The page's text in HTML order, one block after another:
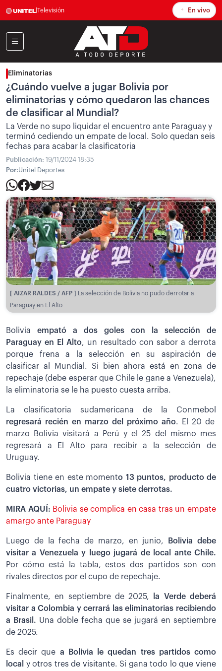
Televisión En vivo
Eliminatorias
¿Cuándo vuelve a jugar Bolivia por
eliminatorias y cómo quedaron las chances
de clasificar al Mundial?
La Verde no supo liquidar el encuentro ante Paraguay y
terminó cediendo un empate de local. Solo quedan seis
fechas para acabar la clasificatoria
Publicación: 19/11/2024 18:35
Por:Unitel Deportes
[ AIZAR RALDES / AFP ]
La selección de Bolivia no pudo derrotar a
Paraguay en El Alto
Bolivia empató a dos goles con la selección de
Paraguay en El Alto, un resultado con sabor a derrota
porque frena a la selección en su aspiración de
clasificar al Mundial. Si bien ahora está en zona de
repechaje (debe esperar que Chile le gane a Venezuela),
la eliminatoria se le ha puesto cuesta arriba.
La clasificatoria sudamericana de la Conmebol
regresará recién en marzo del próximo año. El 20 de
marzo Bolivia visitará a Perú y el 25 del mismo mes
regresará a El Alto para recibir a la selección de
Uruguay.
Bolivia tiene en este momento 13 puntos, producto de
cuatro victorias, un empate y siete derrotas.
MIRA AQUÍ: Bolivia se complica en casa tras un empate
amargo ante Paraguay
Luego de la fecha de marzo, en junio,
Bolivia debe
visitar a Venezuela y luego jugará de local ante Chile.
Por cómo está la tabla, estos dos partidos son con
rivales directos por el cupo de repechaje.
Finalmente, en septiembre de 2025, la Verde deberá
visitar a Colombia y cerrará las eliminatorias recibiendo
a Brasil. Una doble fecha que se jugará en septiembre
de 2025.
Es decir que a Bolivia le quedan tres partidos como
local y otros tres de visitante. Si gana todo lo que viene